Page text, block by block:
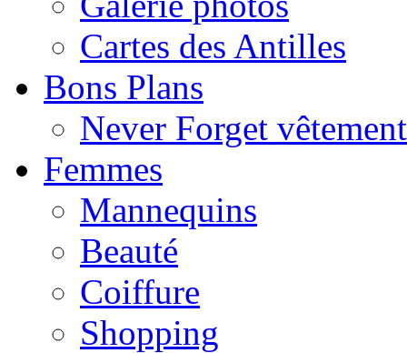
Cartes des Antilles
Bons Plans
Never Forget
Femmes
Mannequins
Beauté
Coiffure
Shopping